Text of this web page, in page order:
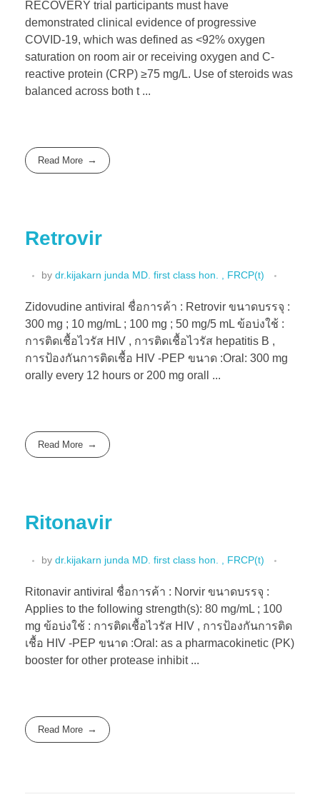
RECOVERY trial participants must have
demonstrated clinical evidence of progressive
COVID-19, which was defined as <92% oxygen
saturation on room air or receiving oxygen and C-
reactive protein (CRP) ≥75 mg/L. Use of steroids was
balanced across both t ...
Read More
Retrovir
by dr.kijakarn junda MD. first class hon. , FRCP(t)
Zidovudine antiviral ชื่อการค้า : Retrovir ขนาดบรรจุ :
300 mg ; 10 mg/mL ; 100 mg ; 50 mg/5 mL ข้อบ่งใช้ :
การติดเชื้อไวรัส HIV , การติดเชื้อไวรัส hepatitis B ,
การป้องกันการติดเชื้อ HIV -PEP ขนาด :Oral: 300 mg
orally every 12 hours or 200 mg orall ...
Read More
Ritonavir
by dr.kijakarn junda MD. first class hon. , FRCP(t)
Ritonavir antiviral ชื่อการค้า : Norvir ขนาดบรรจุ :
Applies to the following strength(s): 80 mg/mL ; 100
mg ข้อบ่งใช้ : การติดเชื้อไวรัส HIV , การป้องกันการติด
เชื้อ HIV -PEP ขนาด :Oral: as a pharmacokinetic (PK)
booster for other protease inhibit ...
Read More